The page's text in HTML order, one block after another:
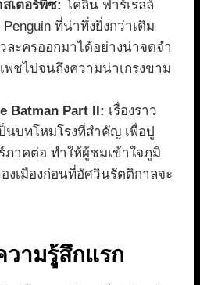
เตอร์พีซ: โคลิน ฟาร์เรลล์
ที่น่าทึ่งยิ่งกว่าเดิม
ละครออกมาได้อย่างน่าจดจำ
พชไปจนถึงความน่าเกรงขาม
Batman Part II: เรื่องราว
นบทโหมโรงที่สำคัญ เพื่อปู
ภาคต่อ ทำให้ผู้ชมเข้าใจภูมิ
งเมืองก่อนที่อัศวินรัตติกาลจะ
ามรู้สึกแรก